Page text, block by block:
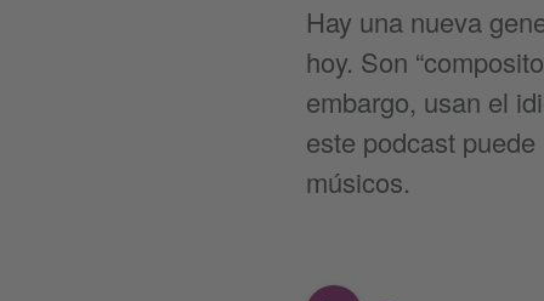
Hay una nueva
hoy. Son
embargo, usan el
este podcast
músicos.